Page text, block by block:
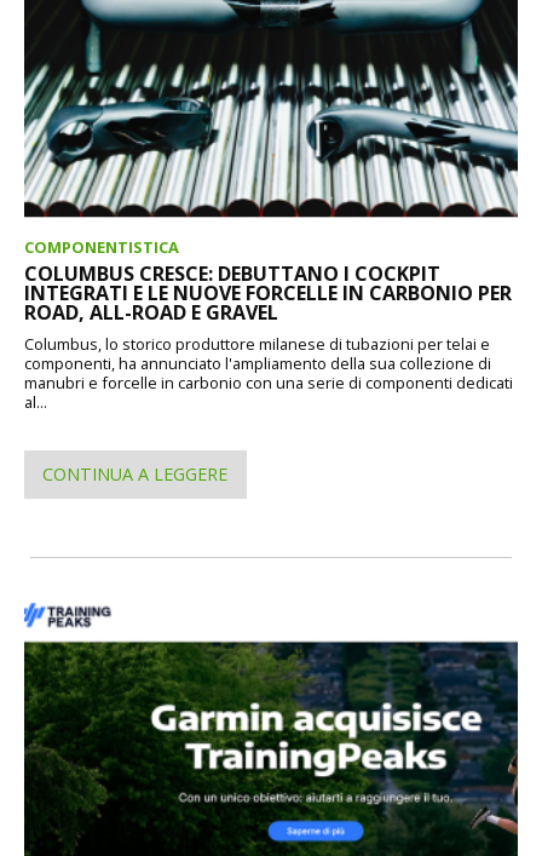
COMPONENTISTICA
COLUMBUS CRESCE: DEBUTTANO I COCKPIT
INTEGRATI E LE NUOVE FORCELLE IN CARBONIO PER
ROAD, ALL-ROAD E GRAVEL
Columbus, lo storico produttore milanese di tubazioni per telai e
componenti, ha annunciato l'ampliamento della sua collezione di
manubri e forcelle in carbonio con una serie di componenti dedicati
al...
CONTINUA A LEGGERE